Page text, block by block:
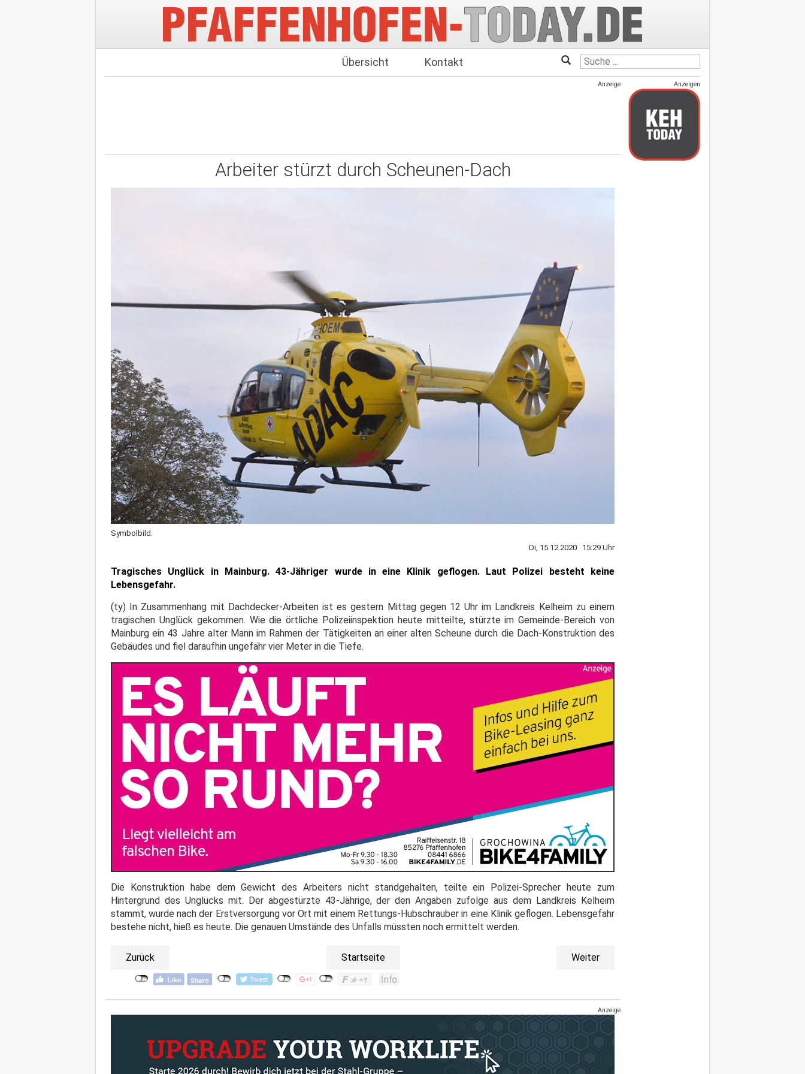
Übersicht Kontakt
Anzeige
Arbeiter stürzt durch Scheunen-Dach
Symbolbild.
Di, 15.12.2020 15:29 Uhr
Tragisches Unglück in Mainburg. 43-Jähriger wurde in eine Klinik geflogen. Laut Polizei besteht keine
Lebensgefahr.
(ty) In Zusammenhang mit Dachdecker-Arbeiten ist es gestern Mittag gegen 12 Uhr im Landkreis Kelheim zu einem
tragischen Unglück gekommen. Wie die örtliche Polizeiinspektion heute mitteilte, stürzte im Gemeinde-Bereich von
Mainburg ein 43 Jahre alter Mann im Rahmen der Tätigkeiten an einer alten Scheune durch die Dach-Konstruktion des
Gebäudes und fiel daraufhin ungefähr vier Meter in die Tiefe.
Die Konstruktion habe dem Gewicht des Arbeiters nicht standgehalten, teilte ein Polizei-Sprecher heute zum
Hintergrund des Unglücks mit. Der abgestürzte 43-Jährige, der den Angaben zufolge aus dem Landkreis Kelheim
stammt, wurde nach der Erstversorgung vor Ort mit einem Rettungs-Hubschrauber in eine Klinik geflogen. Lebensgefahr
bestehe nicht, hieß es heute. Die genauen Umstände des Unfalls müssten noch ermittelt werden.
Zurück Startseite Weiter
Anzeige
Anzeigen